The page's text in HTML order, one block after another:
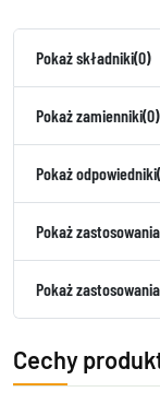
Pokaż składniki(0)
Pokaż zamienniki(0)
Pokaż odpowiedniki
Pokaż
Pokaż
Cechy